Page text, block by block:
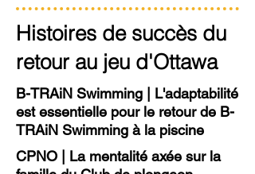
Histoires de succès du
retour au jeu d'Ottawa
B-TRAiN Swimming | L'adaptabilité
est essentielle pour le retour de B-
TRAiN Swimming à la piscine
CPNO | La mentalité axée sur la